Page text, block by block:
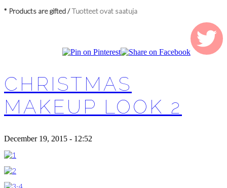
* Products are gifted /Tuotteet ovat saatuja
CHRISTMAS
MAKEUP LOOK 2
December 19, 2015 - 12:52